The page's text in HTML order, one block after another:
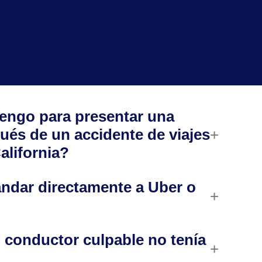
para presentar una
de un accidente de viajes
directamente a Uber o
conductor culpable no tenía